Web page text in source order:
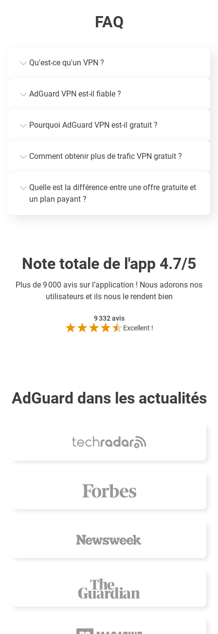
FAQ
Qu'est-ce qu'un VPN ?
AdGuard VPN est-il fiable ?
Pourquoi AdGuard VPN est-il gratuit ?
Comment obtenir plus de trafic VPN gratuit ?
Quelle est la différence entre une offre gratuite et
un plan payant ?
Note totale de l'app 4.7/5
Plus de 9 000 avis sur l’application ! Nous adorons nos
utilisateurs et ils nous le rendent bien
9 332avis
Excellent !
AdGuard dans les actualités